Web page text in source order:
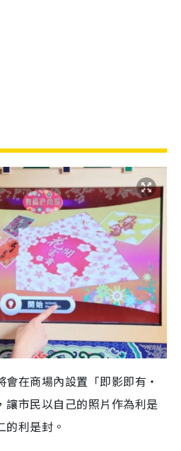
會在商場內設置「即影即有‧
讓市民以自己的照片作為利是
利是封。